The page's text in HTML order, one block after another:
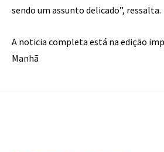
sendo um assunto delicado”, ressalta.
A noticia completa está na edição
Manhã